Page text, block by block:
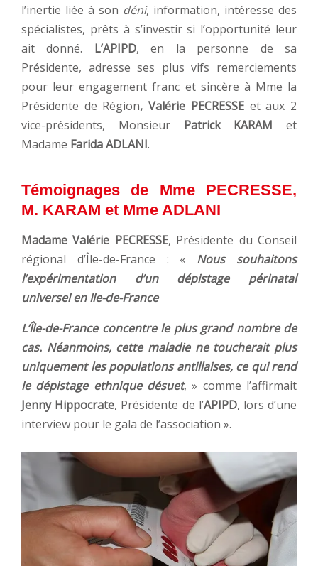
l’inertie liée à son déni, information, intéresse des
spécialistes, prêts à s’investir si l’opportunité leur
ait donné. L’APIPD, en la personne de sa
Présidente, adresse ses plus vifs remerciements
pour leur engagement franc et sincère à Mme la
Présidente de Région, Valérie PECRESSEet aux 2
vice-présidents, Monsieur Patrick KARAM et
Madame Farida ADLANI.
Témoignages de Mme PECRESSE,
M. KARAM et Mme ADLANI
Madame Valérie PECRESSE, Présidente du Conseil
régional d’Île-de-France : « Nous souhaitons
l’expérimentation d’un dépistage périnatal
universel en Ile-de-France
L’Île-de-France concentre le plus grand nombre de
cas. Néanmoins, cette maladie ne toucherait plus
uniquement les populations antillaises, ce qui rend
le dépistage ethnique désuet, » comme l’affirmait
Jenny Hippocrate, Présidente de l’APIPD, lors d’une
interview pour le gala de l’association ».